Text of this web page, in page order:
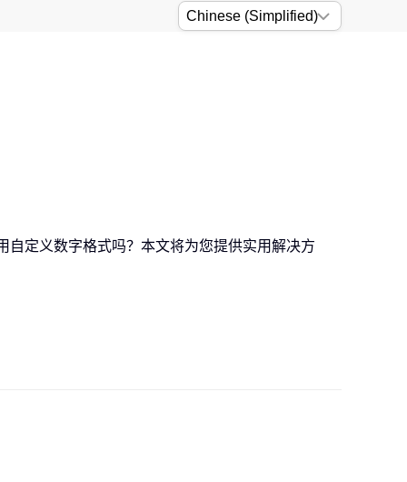
定义数字格式吗？本文将为您提供实用解决方